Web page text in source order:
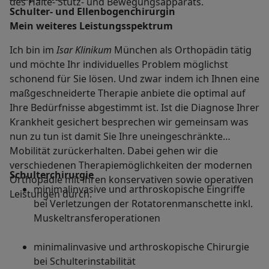
Schulter- und Ellenbogenchirurgin
Mein weiteres Leistungs­spektrum
Ich bin im Isar Klinikum München als Orthopädin tätig
und möchte Ihr individuelles Problem möglichst
schonend für Sie lösen. Und zwar indem ich Ihnen eine
maßgeschneiderte Therapie anbiete die optimal auf
Ihre Bedürfnisse abgestimmt ist. Ist die Diagnose Ihrer
Krankheit gesichert besprechen wir gemeinsam was
nun zu tun ist damit Sie Ihre uneingeschränkte
Mobilität zurückerhalten. Dabei gehen wir die
verschiedenen Therapiemöglichkeiten der modernen
Orthopädie mit ihren konservativen sowie operativen
Leistungen durch.
Schulterchirurgie
minimalinvasive und arthroskopische Eingriffe
bei Verletzungen der Rotatorenmanschette inkl.
Muskeltransferoperationen
minimalinvasive und arthroskopische Chirurgie
bei Schulterinstabilität